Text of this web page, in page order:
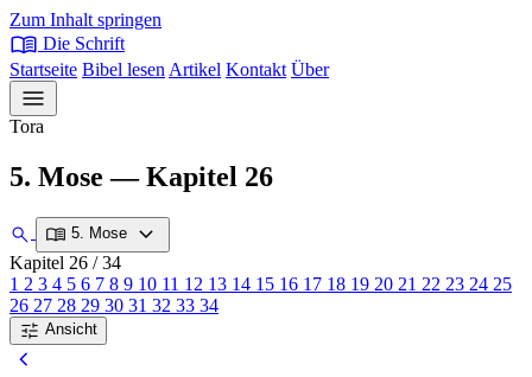
Zum Inhalt springen
menu_book Die Schrift
Startseite Bibel lesen Artikel Kontakt Über
menu
Tora
5. Mose — Kapitel 26
search menu_book 5. Mose expand_more
Kapitel 26 / 34
1 2 3 4 5 6 7 8 9 10 11 12 13 14 15 16 17 18 19 20 21 22 23 24 25
26 27 28 29 30 31 32 33 34
tune Ansicht
chevron_left